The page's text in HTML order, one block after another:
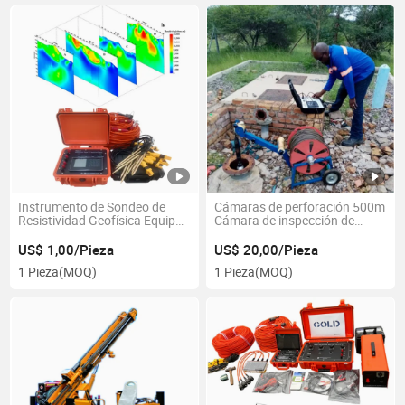
Instrumento de Sondeo de
Resistividad Geofísica Equipos
Eléctrica Prueba de
Resistividad Geo para
Detector de Agua Subterránea
US$ 1,00/Pieza
1 Pieza(MOQ)
Cámaras de perforación 500m
Cámara de inspección de
fondo para pozo submarino
US$ 20,00/Pieza
1 Pieza(MOQ)